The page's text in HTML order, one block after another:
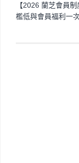
【2026 蘭芝會員
檻低與會員福利一